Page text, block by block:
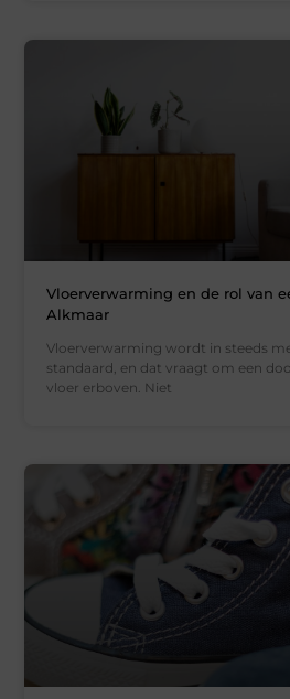
Vloerverwarming en de rol van
Alkmaar
Vloerverwarming wordt in steeds
standaard, en dat vraagt om een
vloer erboven. Niet